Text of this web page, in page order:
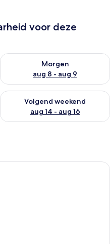
voor deze
vanavond aug 7 - aug 8
Morgen
aug 8 - aug 9
De beschikbaarheid
dit weekend aug 7 -
Volgend weekend
aug 14 - aug 16
De beschikbaarheid
Een hotelkamer met twee bedden,